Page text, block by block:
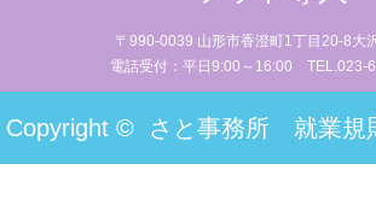
〒990-0039 山形市香澄町1丁目20-8大
電話受付：平日9:00～16:00 TEL.023-
Copyright © さと事務所 就業規